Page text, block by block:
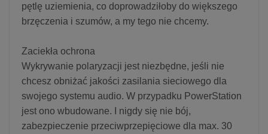
pętlę uziemienia, co doprowadziłoby do większego
brzęczenia i szumów, a my tego nie chcemy.
Zaciekła ochrona
Wykrywanie polaryzacji jest niezbędne, jeśli nie
chcesz obniżać jakości zasilania sieciowego dla
swojego systemu audio. W przypadku PowerStation
jest ono wbudowane. I nigdy się nie bój,
zabezpieczenie przeciwprzepięciowe dla max. 30